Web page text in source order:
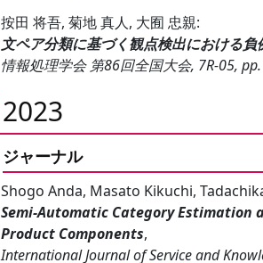
按田 将吾, 菊地 真人, 大囿 忠親:
文ペア分類に基づく観点検出における
情報処理学会 第86回全国大会, 7R-05,
2023
ジャーナル
Shogo Anda, Masato Kikuchi,
Semi-Automatic Category
Product Components,
International Journal of Service and